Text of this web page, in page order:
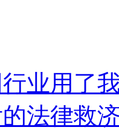
业用了
法律救